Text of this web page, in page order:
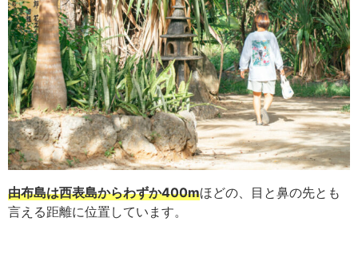
由布島は西表島からわずか400mほどの、目と鼻の先とも
言える距離に位置しています。